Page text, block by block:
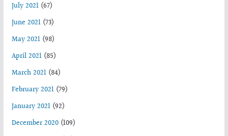
July 2021(67)
June 2021(73)
May 2021(98)
April 2021(85)
March 2021(84)
February 2021(79)
January 2021(92)
December 2020(109)